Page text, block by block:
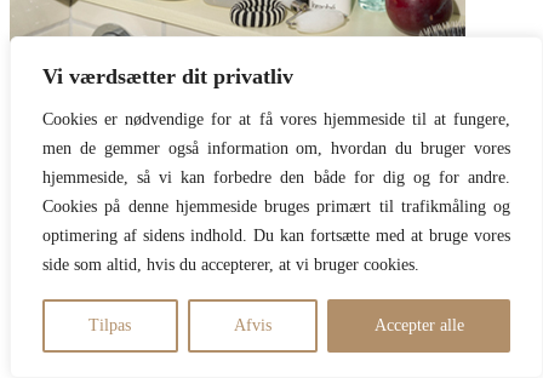
Vi værdsætter dit privatliv
Cookies er nødvendige for at få vores hjemmeside til at fungere,
men de gemmer også information om, hvordan du bruger vores
hjemmeside, så vi kan forbedre den både for dig og for andre.
Cookies på denne hjemmeside bruges primært til trafikmåling og
optimering af sidens indhold. Du kan fortsætte med at bruge vores
side som altid, hvis du accepterer, at vi bruger cookies.
Tilpas Afvis Accepter alle
Populære artikler
Copyright Beautyspace // Design TadaahGrafisk 28708577